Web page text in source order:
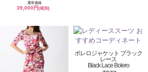
通常価格
39,000円(税別)
ボレロジャケット ブラック
レース
Black Lace Bolero